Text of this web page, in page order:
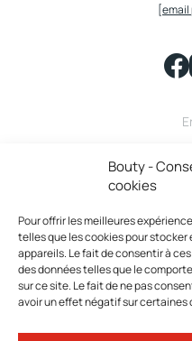
Bouty -
cookies
Pour offrir les meilleures
telles que les cookies pour
appareils. Le fait de consentir à
des données telles que le
sur ce site. Le fait de ne pas
avoir un effet négatif sur
Bouty fait